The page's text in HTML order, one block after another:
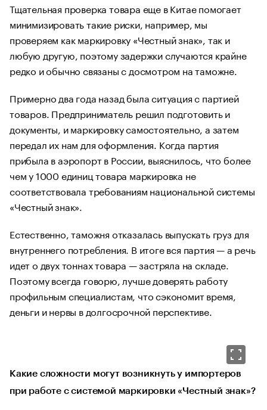
Тщательная проверка товара еще в Китае помогает
минимизировать такие риски, например, мы
проверяем как маркировку «Честный знак», так и
любую другую, поэтому задержки случаются крайне
редко и обычно связаны с досмотром на таможне.
Примерно два года назад была ситуация с партией
товаров. Предприниматель решил подготовить и
документы, и маркировку самостоятельно, а затем
передал их нам для оформления. Когда партия
прибыла в аэропорт в России, выяснилось, что более
чем у 1000 единиц товара маркировка не
соответствовала требованиям национальной системы
«Честный знак».
Естественно, таможня отказалась выпускать груз для
внутреннего потребления. В итоге вся партия — а речь
идет о двух тоннах товара — застряла на складе.
Поэтому всегда говорю, лучше доверять работу
профильным специалистам, что сэкономит время,
деньги и нервы в долгосрочной перспективе.
Какие сложности могут возникнуть у импортеров
при работе с системой маркировки «Честный знак»?